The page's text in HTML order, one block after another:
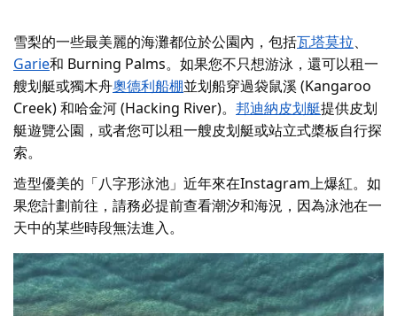
雪梨的一些最美麗的海灘都位於公園內，包括瓦塔莫拉、
Garie和 Burning Palms。如果您不只想游泳，還可以租一
艘划艇或獨木舟奧德利船棚並划船穿過袋鼠溪 (Kangaroo
Creek) 和哈金河 (Hacking River)。 邦迪納皮划艇提供皮划
艇遊覽公園，或者您可以租一艘皮划艇或站立式槳板自行探
索。
造型優美的「八字形泳池」近年來在Instagram上爆紅。如
果您計劃前往，請務必提前查看潮汐和海況，因為泳池在一
天中的某些時段無法進入。